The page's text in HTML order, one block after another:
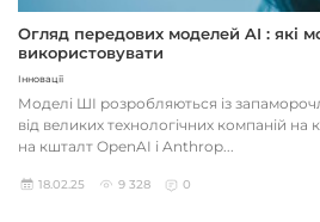
Огляд передових моделей AI : які
використовувати
Інновації
Моделі ШІ розробляються із
від великих технологічних компаній на
на кшталт OpenAI і Anthrop...
18.02.25 9 328 0